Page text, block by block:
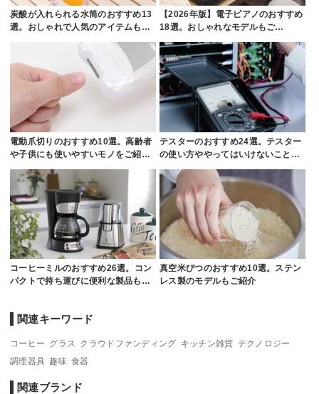
炭酸が入れられる水筒のおすすめ13
選。おしゃれで人気のアイテムも…
【2026年版】電子ピアノのおすすめ
18選。おしゃれなモデルもご…
電動爪切りのおすすめ10選。高齢者
や子供にも使いやすいモノをご紹…
テスターのおすすめ24選。テスター
の使い方ややってはいけないこと…
コーヒーミルのおすすめ26選。コン
パクトで持ち運びに便利な製品も…
真空米びつのおすすめ10選。ステン
レス製のモデルもご紹介
関連キーワード
コーヒー グラス クラウドファンディング キッチン雑貨 テクノロジー
調理器具 趣味 食器
関連ブランド